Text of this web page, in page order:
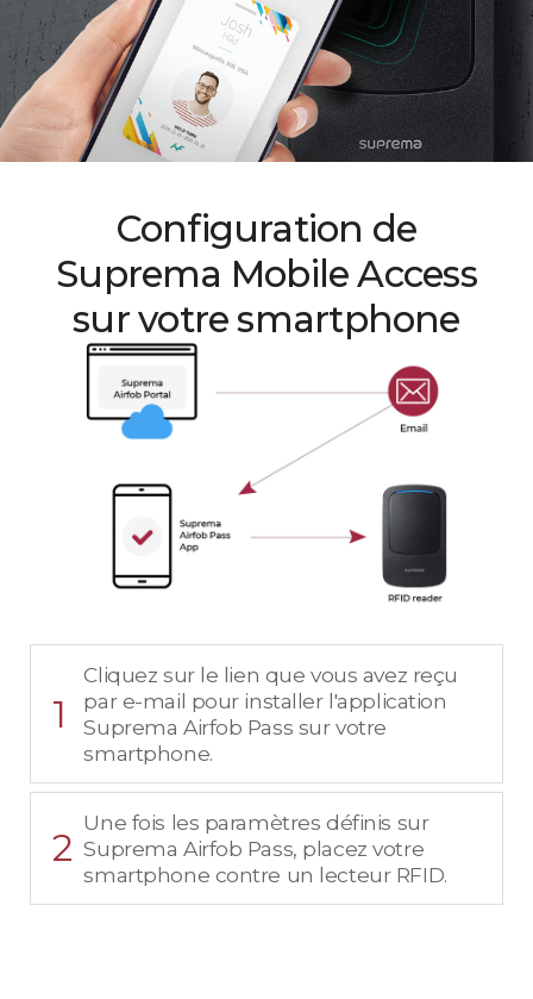
Configuration de
Suprema Mobile Access
sur votre smartphone
1
Cliquez sur le lien que vous avez reçu
par e-mail pour installer l'application
Suprema Airfob Pass sur votre
smartphone.
2
Une fois les paramètres définis sur
Suprema Airfob Pass, placez votre
smartphone contre un lecteur RFID.